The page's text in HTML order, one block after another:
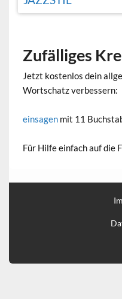
Zufälliges
Jetzt kostenlos dein
Wortschatz verbessern:
einsagen mit 11
Für Hilfe einfach auf die